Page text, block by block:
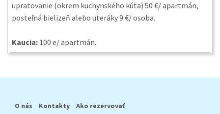
upratovanie (okrem kuchynského kúta) 50 €/ apartmán,
posteľná bielizeň alebo uteráky 9 €/ osoba.
Kaucia: 100 e/ apartmán.
O nás Kontakty Ako rezervovať